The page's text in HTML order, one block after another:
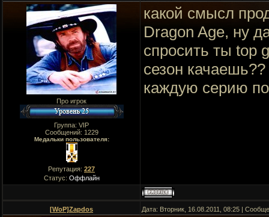
Про игрок
Группа: VIP
Сообщений: 1229
Медальки пользователя:
Репутация: 227
Статус: Оффлайн
какой смысл
Dragon Age, ну
спросить ты top
сезон
каждую серию по
[WoP]Zapdos Дата: Вторник, 16.08.2011, 08:25 |